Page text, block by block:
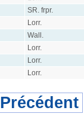
SR. frpr.
Lorr.
Wall.
Lorr.
Lorr.
Lorr.